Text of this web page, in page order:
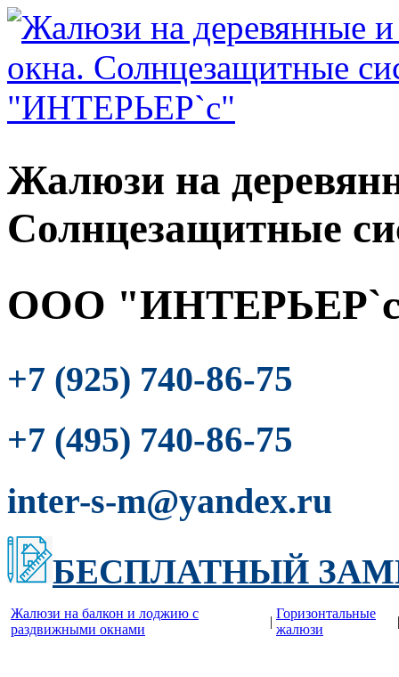
Жалюзи на
Солнцезащитные
ООО
+7 (925) 740-86-75
+7 (495) 740-86-75
inter-s-m@yandex.ru
БЕСПЛАТНЫЙ
Жалюзи на балкон и лоджию c
раздвижными окнами
|
Горизонтальные
жалюзи
|